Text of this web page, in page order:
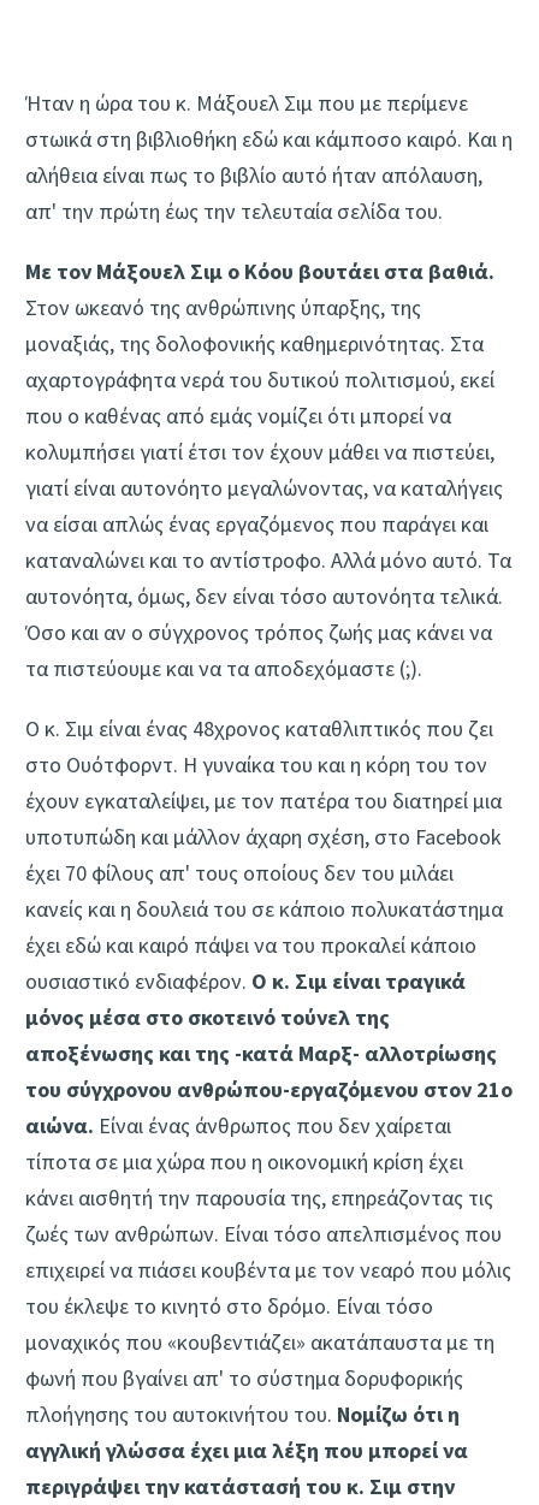
Ήταν η ώρα του κ. Μάξουελ Σιμ που με περίμενε
στωικά στη βιβλιοθήκη εδώ και κάμποσο καιρό. Και η
αλήθεια είναι πως το βιβλίο αυτό ήταν απόλαυση,
απ' την πρώτη έως την τελευταία σελίδα του.
Με τον Μάξουελ Σιμ ο Κόου βουτάει στα βαθιά.
Στον ωκεανό της ανθρώπινης ύπαρξης, της
μοναξιάς, της δολοφονικής καθημερινότητας. Στα
αχαρτογράφητα νερά του δυτικού πολιτισμού, εκεί
που ο καθένας από εμάς νομίζει ότι μπορεί να
κολυμπήσει γιατί έτσι τον έχουν μάθει να πιστεύει,
γιατί είναι αυτονόητο μεγαλώνοντας, να καταλήγεις
να είσαι απλώς ένας εργαζόμενος που παράγει και
καταναλώνει και το αντίστροφο. Αλλά μόνο αυτό. Τα
αυτονόητα, όμως, δεν είναι τόσο αυτονόητα τελικά.
Όσο και αν ο σύγχρονος τρόπος ζωής μας κάνει να
τα πιστεύουμε και να τα αποδεχόμαστε (;).
Ο κ. Σιμ είναι ένας 48χρονος καταθλιπτικός που ζει
στο Ουότφορντ. Η γυναίκα του και η κόρη του τον
έχουν εγκαταλείψει, με τον πατέρα του διατηρεί μια
υποτυπώδη και μάλλον άχαρη σχέση, στο Facebook
έχει 70 φίλους απ' τους οποίους δεν του μιλάει
κανείς και η δουλειά του σε κάποιο πολυκατάστημα
έχει εδώ και καιρό πάψει να του προκαλεί κάποιο
ουσιαστικό ενδιαφέρον. Ο κ. Σιμ είναι τραγικά
μόνος μέσα στο σκοτεινό τούνελ της
αποξένωσης και της -κατά Μαρξ- αλλοτρίωσης
του σύγχρονου ανθρώπου-εργαζόμενου στον 21ο
αιώνα. Είναι ένας άνθρωπος που δεν χαίρεται
τίποτα σε μια χώρα που η οικονομική κρίση έχει
κάνει αισθητή την παρουσία της, επηρεάζοντας τις
ζωές των ανθρώπων. Είναι τόσο απελπισμένος που
επιχειρεί να πιάσει κουβέντα με τον νεαρό που μόλις
του έκλεψε το κινητό στο δρόμο. Είναι τόσο
μοναχικός που «κουβεντιάζει» ακατάπαυστα με τη
φωνή που βγαίνει απ' το σύστημα δορυφορικής
πλοήγησης του αυτοκινήτου του. Νομίζω ότι η
αγγλική γλώσσα έχει μια λέξη που μπορεί να
περιγράψει την κατάστασή του κ. Σιμ στην